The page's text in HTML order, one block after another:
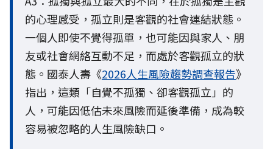
的心理感受，孤立則是客觀的社會連結狀態。
一個人即使不覺得孤單，也可能因與家人、朋
友或社會網絡互動不足，而處於客觀孤立的狀
態。國泰人壽《2026人生風險趨勢調查報告》
指出，這類「自覺不孤獨、卻客觀孤立」的
人，可能因低估未來風險而延後準備，成為較
容易被忽略的人生風險缺口。